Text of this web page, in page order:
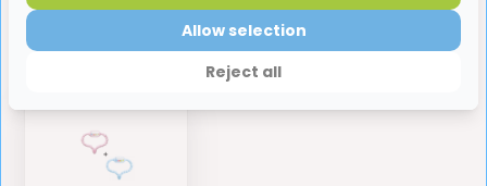
Laatst bekeken producten
Reject all
Allow selection